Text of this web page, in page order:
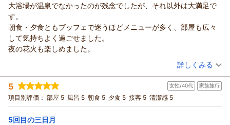
のビールについてもご満足いただけたようで大変嬉しく存じま
す。
お仕事終わりのリフレッシュとして、充実した時間をお過ごし
いただけたのであれば幸いです。
お子様が誕生され、賑やかになったご家族の皆様に再びお会い
できる日を、スタッフ一同心よりお待ちしております。
次はぜひ、お孫様と一緒にプールで楽しい思い出を作ってくだ
さい。
お嬢様が健やかな毎日を過ごされますよう、遠くからお祈り申
し上げます。
温かいご投稿をありがとうございました。
龍宮城スパ・ホテル三日月 富士見亭からの返信
じっちゃま 様
この度は、初めてのご利用を賜り誠にありがとうございまし
た。
チェックインからチェックアウトまで、
私どものおもてなしがお客様の心に届きましたようで、スタッ
フ一同何よりの励みとなります。
また、日々多くの宿泊者をお迎えする私どもの体調にまで、温
かなお気遣いをいただきましたこと、深く感謝申し上げます。
頂戴いたしましたお優しい言葉は、現場で働くスタッフにとっ
て
大浴場が温泉でなかったのが残念でしたが、それ以外は大満足で
す。
朝食・夕食ともブッフェで迷うほどメニューが多く、部屋も広々
して気持ちよく過ごせました。
夜の花火も楽しめました。
（投稿日：2026/05/23）
宿泊時期： 2026年05月宿泊 (家族旅行)
投稿者： takakoさん
宿泊プラン： 【三日月スタンダード】フリーフロー＆ビュッフェ
朝・夕
宿泊価格帯： 30,001円以上(大人一人あたり/税込)
詳しくみる
5 女性/40代 家族旅行
項目別評価： 部屋 5 風呂 5 朝食 5 夕食 5 接客 5 清潔感 5
5回目の三日月